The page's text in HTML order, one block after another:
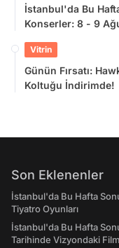
İstanbul'da Bu
Konserler: 8 - 9
Vitrin
Günün Fırsatı:
Koltuğu İndirimde!
Son Eklenenler
İstanbul'da Bu Hafta
Tiyatro Oyunları
İstanbul'da Bu Hafta
Tarihinde Vizyondaki